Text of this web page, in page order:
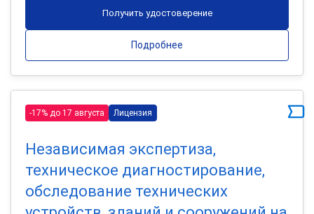
Получить удостоверение
Подробнее
-17% до 17 августа Лицензия
Независимая экспертиза,
техническое диагностирование,
обследование технических